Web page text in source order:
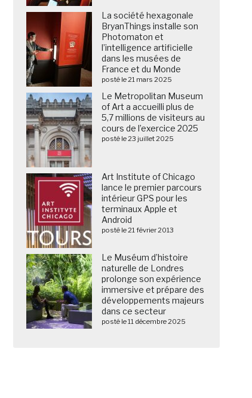
La société hexagonale
BryanThings installe son
Photomaton et
l’intelligence artificielle
dans les musées de
France et du Monde
posté le 21 mars 2025
Le Metropolitan Museum
of Art a accueilli plus de
5,7 millions de visiteurs au
cours de l’exercice 2025
posté le 23 juillet 2025
Art Institute of Chicago
lance le premier parcours
intérieur GPS pour les
terminaux Apple et
Android
posté le 21 février 2013
Le Muséum d’histoire
naturelle de Londres
prolonge son expérience
immersive et prépare des
développements majeurs
dans ce secteur
posté le 11 décembre 2025